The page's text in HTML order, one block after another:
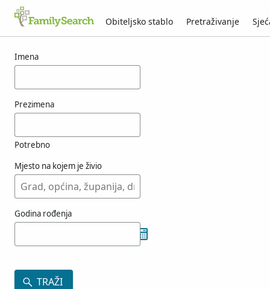
Obiteljsko stablo Pretraživanje
Imena
Prezimena
Potrebno
Mjesto na kojem je živio
Godina rođenja
TRAŽI